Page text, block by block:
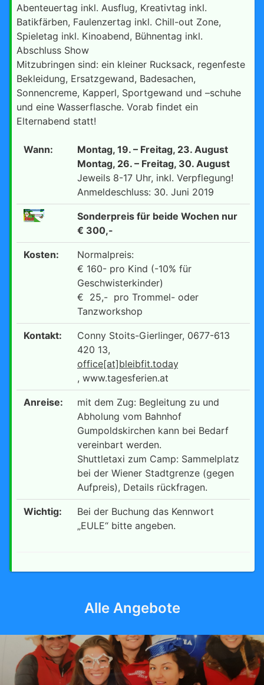
Abenteuertag inkl. Ausflug, Kreativtag inkl.
Batikfärben, Faulenzertag inkl. Chill-out Zone,
Spieletag inkl. Kinoabend, Bühnentag inkl.
Abschluss Show
Mitzubringen sind: ein kleiner Rucksack, regenfeste
Bekleidung, Ersatzgewand, Badesachen,
Sonnencreme, Kapperl, Sportgewand und –schuhe
und eine Wasserflasche. Vorab findet ein
Elternabend statt!
Wann:
Montag, 19. – Freitag, 23. August
Montag, 26. – Freitag, 30. August
Jeweils 8-17 Uhr, inkl. Verpflegung!
Anmeldeschluss: 30. Juni 2019
Sonderpreis für beide Wochen nur
€ 300,-
Kosten:
Normalpreis:
€ 160- pro Kind (-10% für
Geschwisterkinder)
€ 25,- pro Trommel- oder
Tanzworkshop
Kontakt:
Conny Stoits-Gierlinger, 0677-613
420 13,
office[at]bleibfit.today
, www.tagesferien.at
Anreise:
mit dem Zug: Begleitung zu und
Abholung vom Bahnhof
Gumpoldskirchen kann bei Bedarf
vereinbart werden.
Shuttletaxi zum Camp: Sammelplatz
bei der Wiener Stadtgrenze (gegen
Aufpreis), Details rückfragen.
Wichtig:
Bei der Buchung das Kennwort
„EULE“ bitte angeben.
Alle Angebote